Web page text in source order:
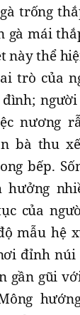
trống
gà mái
này thể
trò của
nương
bà thu
bếp.
hưởng
của
mẫu hệ
đỉnh núi
gần gũi